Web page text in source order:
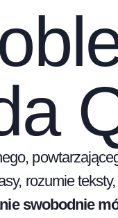
rozumie
swobodnie